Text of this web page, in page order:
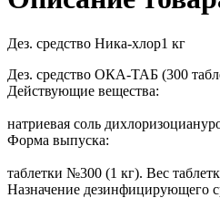
Дез. средство Ника-хлор1 кг
Дез. средство ОКА-ТАБ (300
Действующие вещества:
натриевая соль
Форма выпуска:
таблетки №300 (1 кг). Вес
Назначение дезинфицирующего